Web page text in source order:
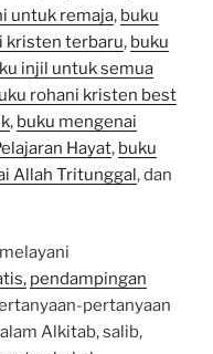
untuk remaja, buku
kristen terbaru, buku
injil untuk semua
rohani kristen best
, buku mengenai
Hayat, buku
Allah Tritunggal, dan
pendampingan
pertanyaan
Alkitab, salib,